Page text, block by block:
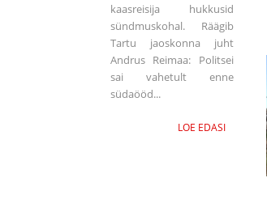
kaasreisija hukkusid
sündmuskohal. Räägib
Tartu jaoskonna juht
Andrus Reimaa: Politsei
sai vahetult enne
südaööd...
LOE EDASI